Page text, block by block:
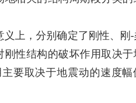
义上，分别确定了刚性、刚
性结构的破坏作用取决于
要取决于地震动的速度幅